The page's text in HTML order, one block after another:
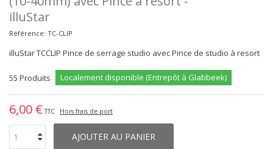
illuStar
Référence: TC-CLIP
illuStar TCCLIP Pince de serrage studio avec Pince de studio à resort
55 Produits Localement disponible (Entrepôt à Glabbeek)
6,00 € TTC Hors frais de port
AJOUTER AU PANIER